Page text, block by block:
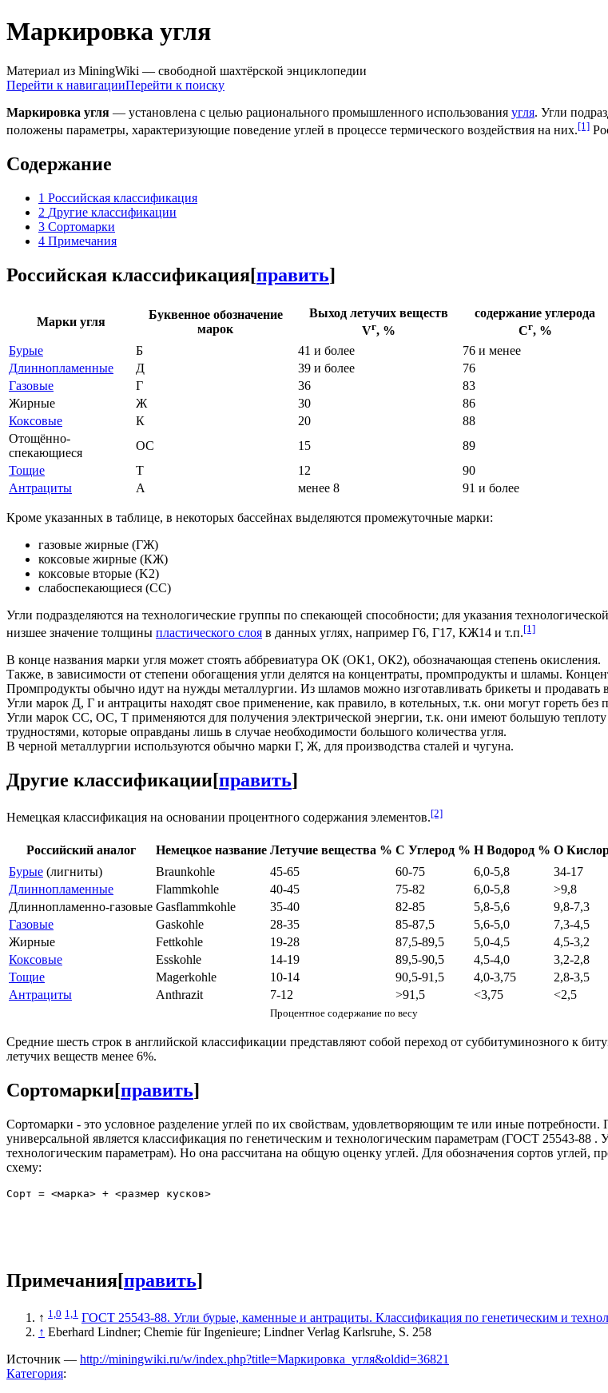
Маркировка угля
Материал из MiningWiki — свободной шахтёрской энциклопедии
Перейти к навигацииПерейти к поиску
Маркировка угля — установлена с целью рационального промышленного использования угля. Угли
положены параметры, характеризующие поведение углей в процессе термического воздействия на них.[1]
Содержание
1 Российская классификация
2 Другие классификации
3 Сортомарки
4 Примечания
Российская классификация[править]
Марки угля
Буквенное обозначение
марок
Выход летучих веществ
Vг, %
содержание углерода
Сг, %
Бурые
Б 41 и более 76 и менее
Длиннопламенные
Д 39 и более 76
Газовые
Г 36 83
Жирные
Ж 30 86
Коксовые
К 20 88
Отощённо-
спекающиеся
ОС 15 89
Тощие
Т 12 90
Антрациты
А менее 8 91 и более
Кроме указанных в таблице, в некоторых бассейнах выделяются промежуточные марки:
газовые жирные (ГЖ)
коксовые жирные (КЖ)
коксовые вторые (K2)
слабоспекающиеся (СС)
Угли подразделяются на технологические группы по спекающей способности; для указания
низшее значение толщины пластического слоя в данных углях, например Г6, Г17, КЖ14 и т.п.[1]
В конце названия марки угля может стоять аббревиатура ОК (ОК1, ОК2), обозначающая степень окисления.
Также, в зависимости от степени обогащения угли делятся на концентраты, промпродукты и шламы.
Промпродукты обычно идут на нужды металлургии. Из шламов можно изготавливать брикеты и продавать
Угли марок Д, Г и антрациты находят свое применение, как правило, в котельных, т.к. они могут гореть без
Угли марок СС, ОС, Т применяются для получения электрической энергии, т.к. они имеют большую теплоту
трудностями, которые оправданы лишь в случае необходимости большого количества угля.
В черной металлургии используются обычно марки Г, Ж, для производства сталей и чугуна.
Другие классификации[править]
Немецкая классификация на основании процентного содержания элементов.[2]
Российский аналог Немецкое название Летучие вещества % C Углерод % H Водород % O
Бурые (лигниты) Braunkohle 45-65 60-75 6,0-5,8 34-17
Длиннопламенные
Flammkohle 40-45 75-82 6,0-5,8 >9,8
Длиннопламенно-газовые Gasflammkohle 35-40 82-85 5,8-5,6 9,8-7,3
Газовые
Gaskohle 28-35 85-87,5 5,6-5,0 7,3-4,5
Жирные
Fettkohle 19-28 87,5-89,5 5,0-4,5 4,5-3,2
Коксовые
Esskohle 14-19 89,5-90,5 4,5-4,0 3,2-2,8
Тощие
Magerkohle 10-14 90,5-91,5 4,0-3,75 2,8-3,5
Антрациты
Anthrazit 7-12 >91,5 <3,75 <2,5
Процентное содержание по весу
Средние шесть строк в английской классификации представляют собой переход от суббитуминозного к
летучих веществ менее 6%.
Сортомарки[править]
Сортомарки - это условное разделение углей по их свойствам, удовлетворяющим те или иные
универсальной является классификация по генетическим и технологическим параметрам (ГОСТ 25543-88
технологическим параметрам). Но она рассчитана на общую оценку углей. Для обозначения сортов углей,
схему:
Примечания[править]
↑ 1,0 1,1 ГОСТ 25543-88. Угли бурые, каменные и антрациты. Классификация по генетическим и
↑ Eberhard Lindner; Chemie für Ingenieure; Lindner Verlag Karlsruhe, S. 258
Источник — http://miningwiki.ru/w/index.php?title=Маркировка_угля&oldid=36821
Категория: